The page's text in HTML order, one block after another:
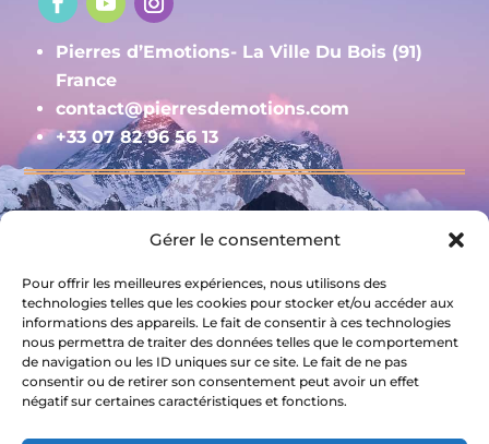
Gérer le consentement
Pour offrir les meilleures expériences, nous utilisons des
technologies telles que les cookies pour stocker et/ou accéder aux
informations des appareils. Le fait de consentir à ces technologies
nous permettra de traiter des données telles que le comportement
de navigation ou les ID uniques sur ce site. Le fait de ne pas
consentir ou de retirer son consentement peut avoir un effet
négatif sur certaines caractéristiques et fonctions.
Pierres d’Emotions- La Ville Du Bois (91)
France
contact@pierresdemotions.com
+33 07 82 96 56 13
Livraison et Conditions générales de vente
S'inscrire à la newsletter